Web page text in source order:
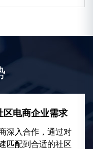
区电商企业需求
深入合作，通过对
匹配到合适的社区